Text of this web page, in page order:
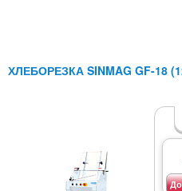
ХЛЕБОРЕЗКА SINMAG GF-18